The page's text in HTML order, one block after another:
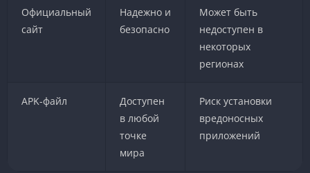
Официальный
сайт
Надежно и
безопасно
Может быть
недоступен в
некоторых
регионах
APK-файл
Доступен
в любой
точке
мира
Риск установки
вредоносных
приложений